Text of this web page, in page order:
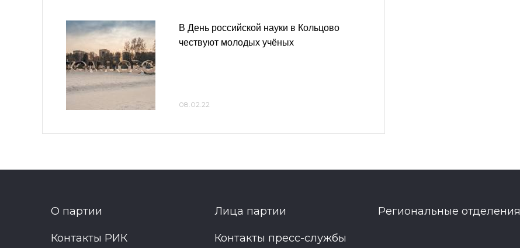
В День российской науки в Кольцово
чествуют молодых учёных
08.02.22
О партии Лица партии Региональные отделения
Контакты РИК Контакты пресс-службы